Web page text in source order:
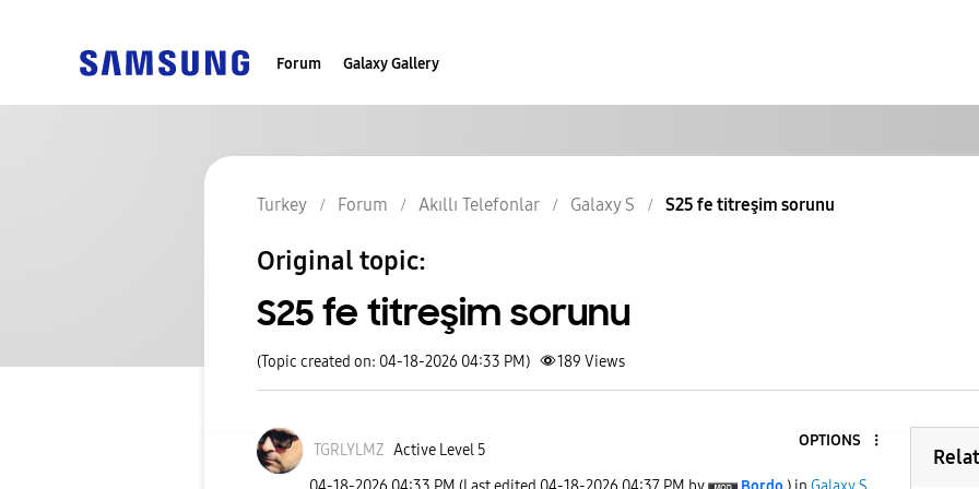
Forum Galaxy Gallery
Turkey Forum Akıllı Telefonlar Galaxy S S25 fe titreşim sorunu
Original topic:
S25 fe titreşim sorunu
(Topic created on: 04-18-2026 04:33 PM) 189 Views
TGRLYLMZ Active Level 5
OPTIONS